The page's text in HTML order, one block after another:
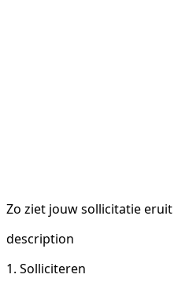
Zo ziet jouw sollicitatie eruit
description
1. Solliciteren